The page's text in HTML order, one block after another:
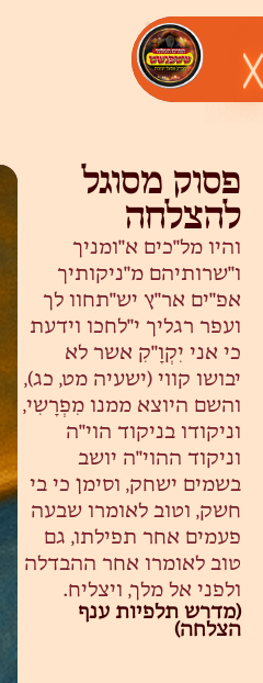
פסוק מסוגל
להצלחה
והיו מל"כים א"ומניך
ו"שרותיהם מ"ניקותיך
אפ"ים אר"ץ יש"תחוו לך
ועפר רגליך י"לחכו וידעת
כי אני יִקְוָ"קִ אשר לא
יבושו קווי (ישעיה מט, כג),
והשם היוצא ממנו מִפְרָשִי,
וניקודו בניקוד הוי"ה
וניקוד ההוי"ה יושב
בשמים ישחק, וסימן כי בי
חשק, וטוב לאומרו שבעה
פעמים אחר תפילתו, גם
טוב לאומרו אחר ההבדלה
ולפני אל מלך, ויצליח.
(מדרש תלפיות ענף
הצלחה)